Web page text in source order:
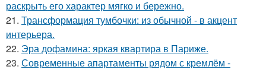
раскрыть его характер мягко и бережно.
21. Трансформация тумбочки: из обычной - в акцент
интерьера.
22. Эра дофамина: яркая квартира в Париже.
23. Современные апартаменты рядом с кремлём -